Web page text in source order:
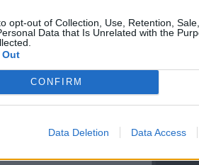
opt-out of Collection, Use, Retention,
Data that Is Unrelated with the
CONFIRM
Data Deletion Data Access